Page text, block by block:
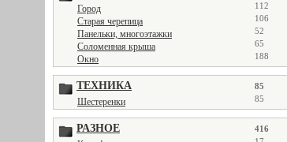
Город 112
Старая черепица 106
Панельки, многоэтажки 52
Соломенная крыша 65
Окно 188
ТЕХНИКА 85
Шестеренки 85
РАЗНОЕ 416